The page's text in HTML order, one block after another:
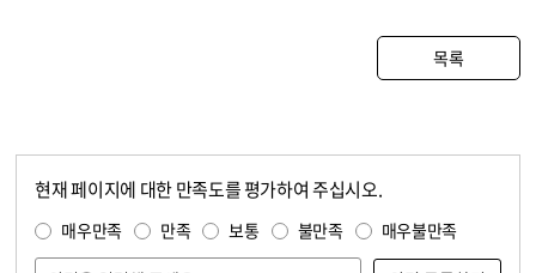
목록
현재 페이지에 대한 만족도를 평가하여 주십시오.
매우만족 만족 보통 불만족 매우불만족